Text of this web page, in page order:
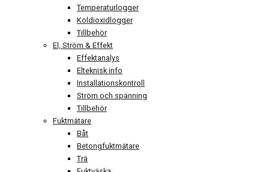
Temperaturlogger
Koldioxidlogger
Tillbehör
El, Ström & Effekt
Effektanalys
Elteknisk info
Installationskontroll
Ström och spänning
Tillbehör
Fuktmätare
Båt
Betongfuktmätare
Trä